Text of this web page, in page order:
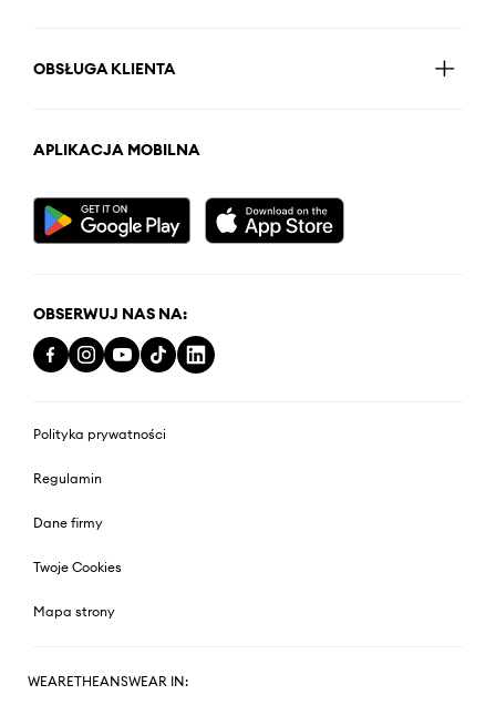
OBSŁUGA KLIENTA
APLIKACJA MOBILNA
OBSERWUJ NAS NA:
Polityka prywatności
Regulamin
Dane firmy
Twoje Cookies
Mapa strony
WEARETHEANSWEAR IN: